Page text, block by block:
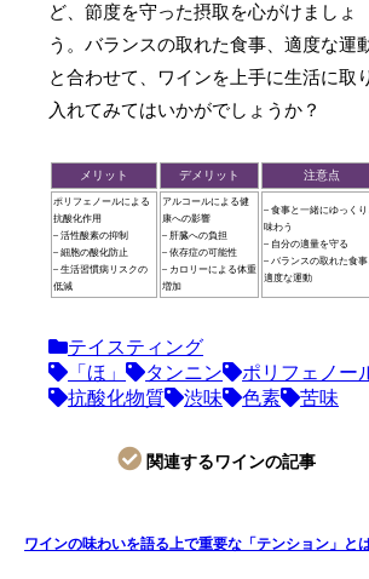
ど、節度を守った摂取を心がけましょ
う。バランスの取れた食事、適度な運
と合わせて、ワインを上手に生活に取
入れてみてはいかがでしょうか？
メリット デメリット 注意点
ポリフェノールによる
抗酸化作用
– 活性酸素の抑制
– 細胞の酸化防止
– 生活習慣病リスクの
低減
アルコールによる健
康への影響
– 肝臓への負担
– 依存症の可能性
– カロリーによる体重
増加
– 食事と一緒にゆっくり
味わう
– 自分の適量を守る
– バランスの取れた食事
適度な運動
テイスティング
「ほ」
タンニン
ポリフェノー
抗酸化物質
渋味 色素 苦味
関連するワインの記事
ワインの味わいを語る上で重要な「テンション」と